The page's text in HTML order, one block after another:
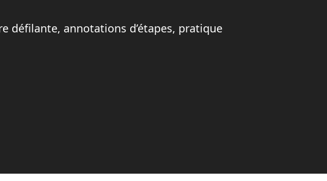
défilante, annotations d’étapes, pratique